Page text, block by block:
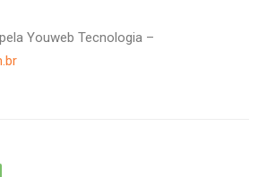
Youweb Tecnologia –